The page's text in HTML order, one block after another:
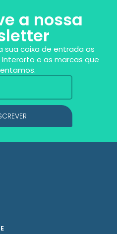
a nossa
sua caixa de entrada as
e as marcas que